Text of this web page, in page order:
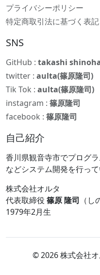
プライバシーポリシー
特定商取引法に基づく表記
SNS
GitHub : takashi
twitter : aulta(篠原隆司)
Tik Tok : aulta(篠原隆司)
instagram : 篠原隆司
facebook : 篠原隆司
自己紹介
香川県観音寺市でプログ
などシステム開発を行って
株式会社オルタ
代表取締役 篠原 隆司 （し
1979年2月生
© 2026 株式会社